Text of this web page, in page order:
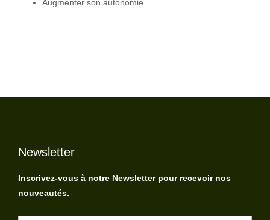
Augmenter son autonomie
Newsletter
Inscrivez-vous à notre Newsletter pour recevoir nos
nouveautés.